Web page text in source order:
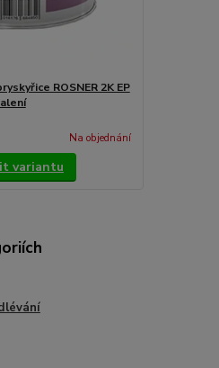
ROSNER 2K EP
Na objednání
variantu